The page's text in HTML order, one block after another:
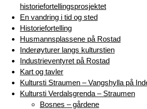
historiefortellingsprosjektet
En vandring i tid og sted
Historiefortelling
Husmannsplassene på Rostad
Inderøyturer langs kulturstien
Industrieventyret på Rostad
Kart og tavler
Kultursti Straumen – Vangshylla på
Kultursti Verdalsgrenda – Straumen
Bosnes – gårdene